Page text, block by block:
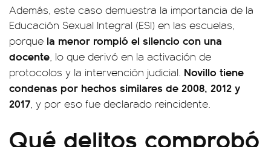
Además, este caso demuestra la importancia de la
Educación Sexual Integral (ESI) en las escuelas,
porque la menor rompió el silencio con una
docente, lo que derivó en la activación de
protocolos y la intervención judicial. Novillo tiene
condenas por hechos similares de 2008, 2012 y
2017, y por eso fue declarado reincidente.
Qué delitos comprobó